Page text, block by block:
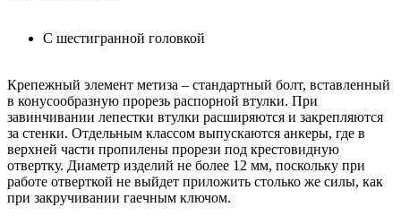
С шестигранной головкой
Крепежный элемент метиза – стандартный болт, вставленный
в конусообразную прорезь распорной втулки. При
завинчивании лепестки втулки расширяются и закрепляются
за стенки. Отдельным классом выпускаются анкеры, где в
верхней части пропилены прорези под крестовидную
отвертку. Диаметр изделий не более 12 мм, поскольку при
работе отверткой не выйдет приложить столько же силы, как
при закручивании гаечным ключом.